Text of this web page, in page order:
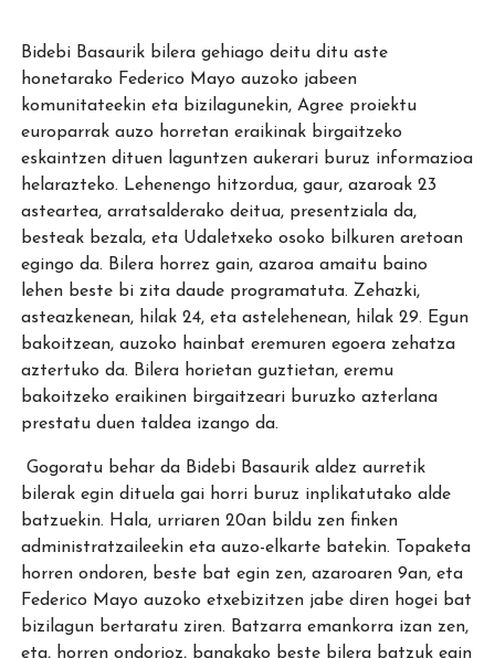
Bidebi Basaurik bilera gehiago deitu ditu aste
honetarako Federico Mayo auzoko jabeen
komunitateekin eta bizilagunekin, Agree proiektu
europarrak auzo horretan eraikinak birgaitzeko
eskaintzen dituen laguntzen aukerari buruz informazioa
helarazteko. Lehenengo hitzordua, gaur, azaroak 23
asteartea, arratsalderako deitua, presentziala da,
besteak bezala, eta Udaletxeko osoko bilkuren aretoan
egingo da. Bilera horrez gain, azaroa amaitu baino
lehen beste bi zita daude programatuta. Zehazki,
asteazkenean, hilak 24, eta astelehenean, hilak 29. Egun
bakoitzean, auzoko hainbat eremuren egoera zehatza
aztertuko da. Bilera horietan guztietan, eremu
bakoitzeko eraikinen birgaitzeari buruzko azterlana
prestatu duen taldea izango da.
Gogoratu behar da Bidebi Basaurik aldez aurretik
bilerak egin dituela gai horri buruz inplikatutako alde
batzuekin. Hala, urriaren 20an bildu zen finken
administratzaileekin eta auzo-elkarte batekin. Topaketa
horren ondoren, beste bat egin zen, azaroaren 9an, eta
Federico Mayo auzoko etxebizitzen jabe diren hogei bat
bizilagun bertaratu ziren. Batzarra emankorra izan zen,
eta, horren ondorioz, banakako beste bilera batzuk egin